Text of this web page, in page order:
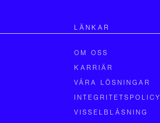
LÄNKAR
OM OSS
KARRIÄR
VÅRA LÖSNINGAR
INTEGRITETSPOLICY
VISSELBLÅSNING